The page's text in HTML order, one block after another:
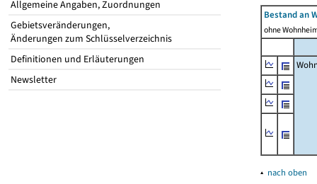
Allgemeine Angaben, Zuordnungen
Gebietsveränderungen,
Änderungen zum Schlüsselverzeichnis
Definitionen und Erläuterungen
Newsletter
Bestand an
ohne
▴ nach oben